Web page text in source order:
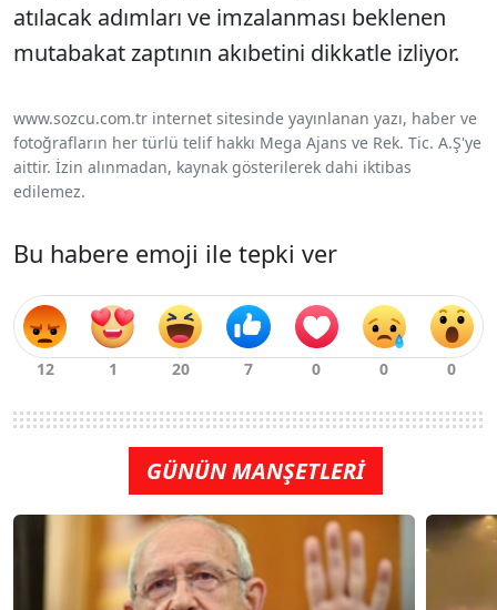
atılacak adımları ve imzalanması beklenen
mutabakat zaptının akıbetini dikkatle izliyor.
www.sozcu.com.tr internet sitesinde yayınlanan yazı, haber ve
fotoğrafların her türlü telif hakkı Mega Ajans ve Rek. Tic. A.Ş'ye
aittir. İzin alınmadan, kaynak gösterilerek dahi iktibas
edilemez.
Bu habere emoji ile tepki ver
GÜNÜN MANŞETLERİ